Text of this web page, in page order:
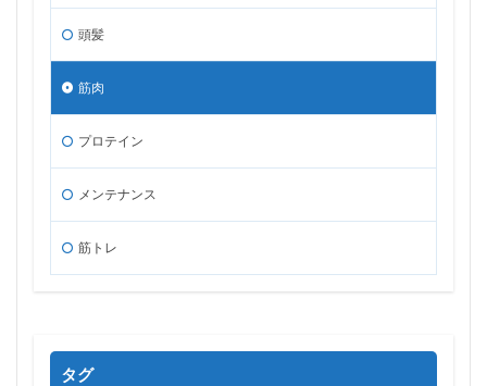
頭髪
筋肉
プロテイン
メンテナンス
筋トレ
タグ